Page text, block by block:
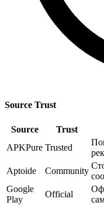
Source Trust
Source Trust
APKPure Trusted
Aptoide
Community
Google
Play
Official